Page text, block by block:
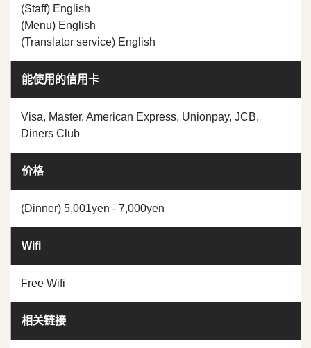
(Staff) English
(Menu) English
(Translator service) English
能使用的信用卡
Visa, Master, American Express, Unionpay, JCB,
Diners Club
价格
(Dinner) 5,001yen - 7,000yen
Wifi
Free Wifi
相关链接